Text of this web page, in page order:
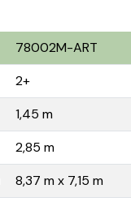
78002M-ART
2+
1,45 m
2,85 m
8,37 m x 7,15 m